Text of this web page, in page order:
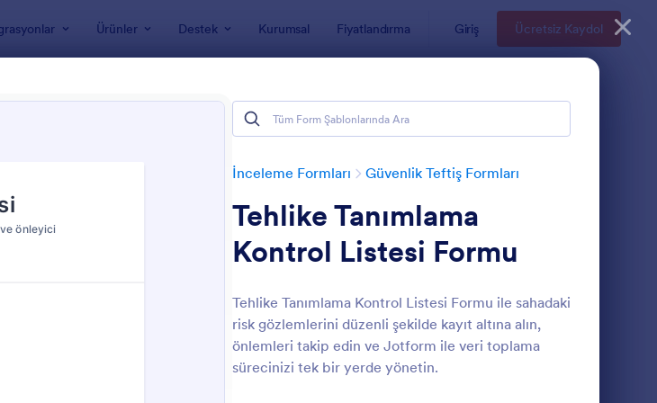
Ürünler Destek Kurumsal Fiyatlandırma Giriş Ücretsiz Kaydol
İnceleme Formları Güvenlik Teftiş Formları
Tehlike Tanımlama
Kontrol Listesi Formu
Tehlike Tanımlama Kontrol Listesi Formu ile sahadaki
risk gözlemlerini düzenli şekilde kayıt altına alın,
önlemleri takip edin ve Jotform ile veri toplama
sürecinizi tek bir yerde yönetin.
Yöntemi Ve Güvenlik Önlemleri Beyanı Formu (SWMS Formu)
: Ekskavatör Günlük Kontrol Formu 🚧Önizleme : Günlük Devriye